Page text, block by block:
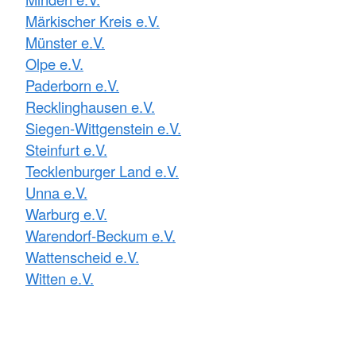
Märkischer Kreis e.V.
Münster e.V.
Olpe e.V.
Paderborn e.V.
Recklinghausen e.V.
Siegen-Wittgenstein e.V.
Steinfurt e.V.
Tecklenburger Land e.V.
Unna e.V.
Warburg e.V.
Warendorf-Beckum e.V.
Wattenscheid e.V.
Witten e.V.